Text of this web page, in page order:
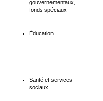
gouvernementaux,
fonds spéciaux
Éducation
Santé et services
sociaux